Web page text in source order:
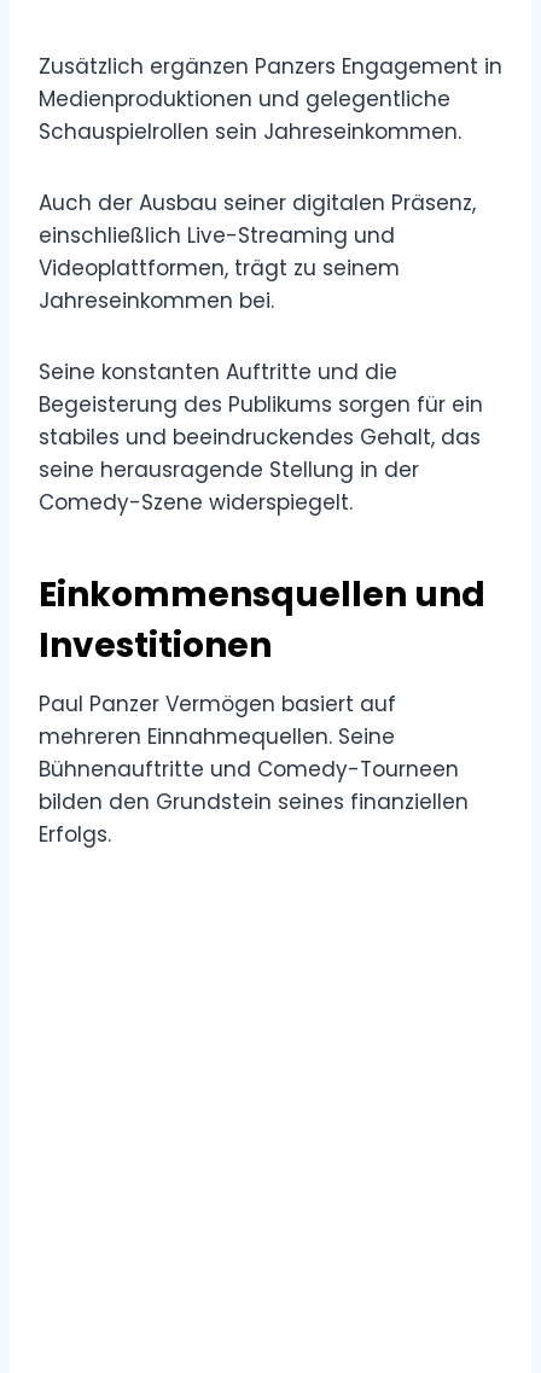
Zusätzlich ergänzen Panzers Engagement in
Medienproduktionen und gelegentliche
Schauspielrollen sein Jahreseinkommen.
Auch der Ausbau seiner digitalen Präsenz,
einschließlich Live-Streaming und
Videoplattformen, trägt zu seinem
Jahreseinkommen bei.
Seine konstanten Auftritte und die
Begeisterung des Publikums sorgen für ein
stabiles und beeindruckendes Gehalt, das
seine herausragende Stellung in der
Comedy-Szene widerspiegelt.
Einkommensquellen und
Investitionen
Paul Panzer Vermögen basiert auf
mehreren Einnahmequellen. Seine
Bühnenauftritte und Comedy-Tourneen
bilden den Grundstein seines finanziellen
Erfolgs.